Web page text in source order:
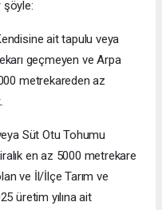
şöyle:
ait tapulu veya
geçmeyen ve Arpa
metrekareden az
Süt Otu Tohumu
en az 5000 metrekare
ve İl/İlçe Tarım ve
üretim yılına ait